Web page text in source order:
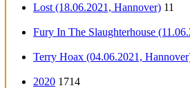
Lost (18.06.2021, Hannover) 11
Fury In The Slaughterhouse
Terry Hoax (04.06.2021,
2020 1714